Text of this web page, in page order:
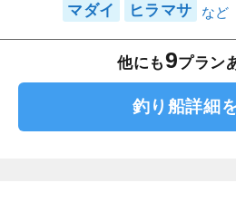
マダイ ヒラマサ
他にも9プラン
釣り船詳細